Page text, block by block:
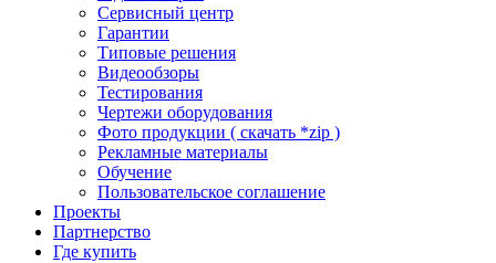
Сервисный центр
Гарантии
Типовые решения
Видеообзоры
Тестирования
Чертежи оборудования
Фото продукции ( скачать *zip )
Рекламные материалы
Обучение
Пользовательское соглашение
Проекты
Партнерство
Где купить